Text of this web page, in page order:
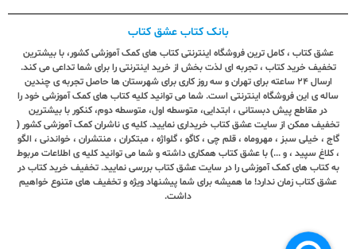
بانک کتاب عشق کتاب
عشق کتاب ، کامل ترین فروشگاه اینترنتی کتاب های کمک آموزشی کشور، با بیشترین
تخفیف خرید کتاب ، تجربه ای لذت بخش از خرید اینترنتی را برای شما تداعی می کند.
ارسال ٢٤ ساعته برای تهران و سه روز کاری برای شهرستان ها حاصل تجربه ی چندین
ساله ی این فروشگاه اینترنتی است. شما می توانید کلیه کتاب های کمک آموزشی خود را
در مقاطع پیش دبستانی ، ابتدایی، متوسطه اول، متوسطه دوم، کنکور با بیشترین
تخفیف ممکن از سایت عشق کتاب خریداری نمایید. کلیه ی ناشران کمک آموزشی کشور (
گاج ، خیلی سبز ، مهروماه ، قلم چی ، کاگو ، گلواژه ، مبتکران ، منتشران ، خواندنی ، الگو
، کلاغ سپید ، و ...) با عشق کتاب همکاری داشته و شما می توانید کلیه ی اطلاعات مربوط
به کتاب های کمک آموزشی را در سایت عشق کتاب بررسی نمایید. تخفیف خرید کتاب در
عشق کتاب زمان ندارد! ما همیشه برای شما پیشنهاد ویژه و تخفیف های متنوع خواهیم
داشت.